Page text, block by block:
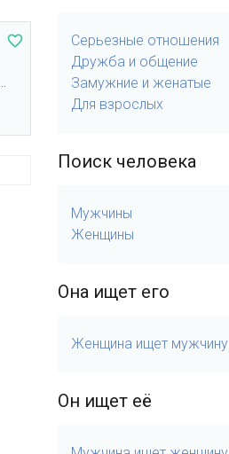
Серьезные отношения
Дружба и общение
Замужние и женатые
Для взрослых
Поиск человека
Мужчины
Женщины
Она ищет его
Женщина ищет мужчину
Он ищет её